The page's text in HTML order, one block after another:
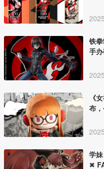
铁
手
《
布
学
✖